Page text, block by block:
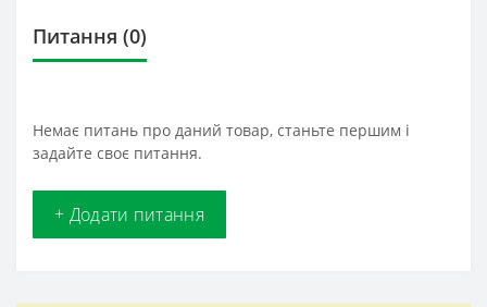
Питання (0)
Немає питань про даний товар, станьте першим і
задайте своє питання.
+ Додати питання